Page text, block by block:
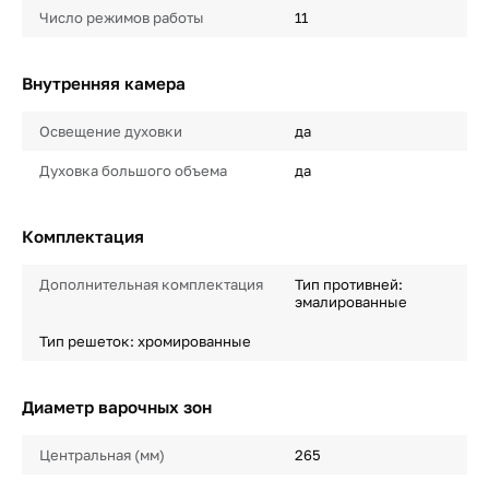
Число режимов работы 11
Внутренняя камера
Освещение духовки да
Духовка большого объема да
Комплектация
Дополнительная комплектация
Тип противней:
эмалированные
Тип решеток: хромированные
Диаметр варочных зон
Центральная (мм) 265